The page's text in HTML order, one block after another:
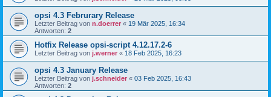
opsi 4.3 Februrary Release
Letzter Beitrag von n.doerrer « 19 Mär 2025, 16:34
Antworten: 2
Hotfix Release opsi-script 4.12.17.2-6
Letzter Beitrag von j.werner « 18 Feb 2025, 16:23
opsi 4.3 January Release
Letzter Beitrag von j.schneider « 03 Feb 2025, 16:43
Antworten: 2